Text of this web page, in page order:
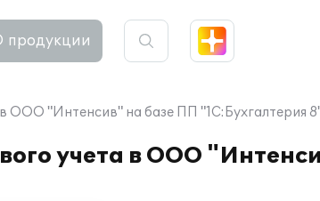
продукции
в ООО "Интенсив" на базе ПП "1С:Бухгалтерия
учета в ООО